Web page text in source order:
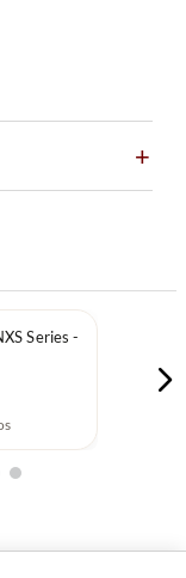
+
Series -